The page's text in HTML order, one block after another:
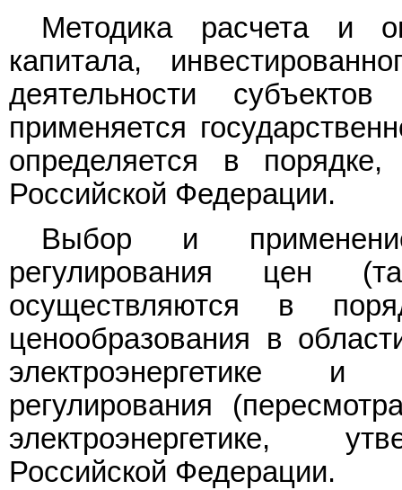
Методика расчета и
капитала,
деятельности
применяется
определяется в порядке,
Российской Федерации.
Выбор и применение
регулирования цен
осуществляются в
ценообразования в
электроэнергетике и
регулирования
электроэнергетике,
Российской Федерации.